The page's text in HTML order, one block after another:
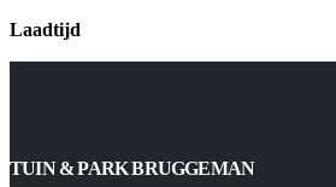
Laadtijd
TUIN & PARK BRUGGEMAN